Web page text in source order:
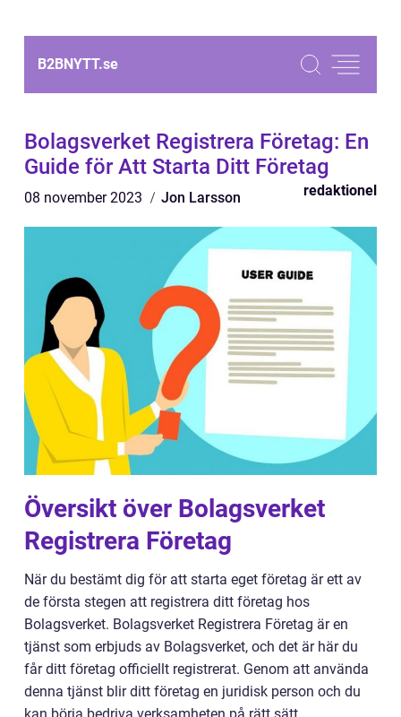
B2BNYTT.se
Bolagsverket Registrera Företag: En
Guide för Att Starta Ditt Företag
08 november 2023 Jon Larsson redaktionel
Översikt över Bolagsverket
Registrera Företag
När du bestämt dig för att starta eget företag är ett av
de första stegen att registrera ditt företag hos
Bolagsverket. Bolagsverket Registrera Företag är en
tjänst som erbjuds av Bolagsverket, och det är här du
får ditt företag officiellt registrerat. Genom att använda
denna tjänst blir ditt företag en juridisk person och du